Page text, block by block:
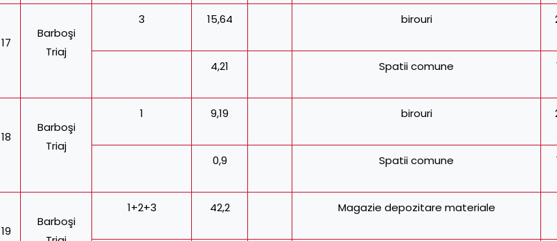
17
Barboşi
Triaj
3 15,64 birouri
4,21 Spatii comune
18
Barboşi
Triaj
1 9,19 birouri
0,9 Spatii comune
19
Barboşi
1+2+3 42,2 Magazie depozitare materiale